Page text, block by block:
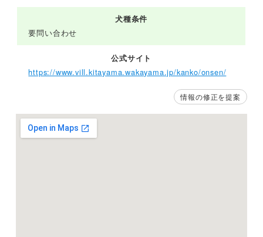
犬種条件
要問い合わせ
公式サイト
https://www.vill.kitayama.wakayama.jp/kanko/onsen/
情報の修正を提案